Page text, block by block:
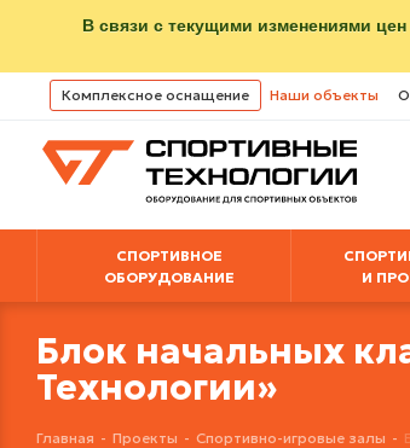
В связи с текущими изменениями
Комплексное оснащение Наши объекты О
СПОРТИВНОЕ
ОБОРУДОВАНИЕ
И
Блок начальных
Технологии»
Главная - Проекты - Спортивно-игровые залы -